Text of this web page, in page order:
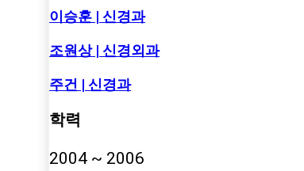
이승훈 | 신경과
조원상 | 신경외과
주건 | 신경과
학력
2004 ~ 2006